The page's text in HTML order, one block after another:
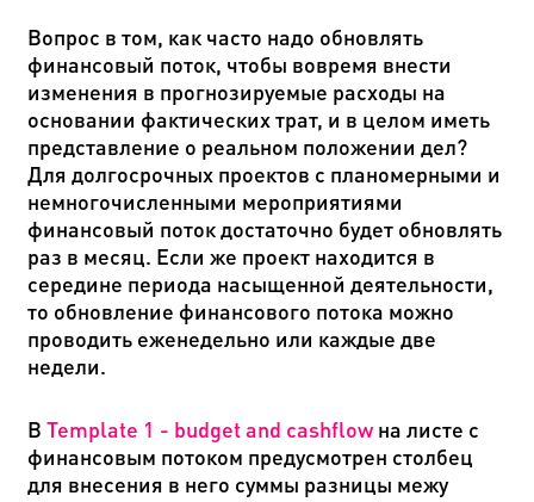
Вопрос в том, как часто надо обновлять
финансовый поток, чтобы вовремя внести
изменения в прогнозируемые расходы на
основании фактических трат, и в целом иметь
представление о реальном положении дел?
Для долгосрочных проектов с планомерными и
немногочисленными мероприятиями
финансовый поток достаточно будет обновлять
раз в месяц. Если же проект находится в
середине периода насыщенной деятельности,
то обновление финансового потока можно
проводить еженедельно или каждые две
недели.
ВTemplate 1 - budget and cashflow на листе с
финансовым потоком предусмотрен столбец
для внесения в него суммы разницы межу